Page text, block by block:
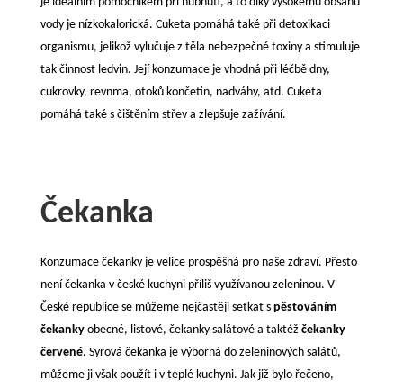
vody je nízkokalorická. Cuketa pomáhá také při detoxikaci
organismu, jelikož vylučuje z těla nebezpečné toxiny a stimuluje
tak činnost ledvin. Její konzumace je vhodná při léčbě dny,
cukrovky, revnma, otoků končetin, nadváhy, atd. Cuketa
pomáhá také s čištěním střev a zlepšuje zažívání.
Čekanka
Konzumace čekanky je velice prospěšná pro naše zdraví. Přesto
není čekanka v české kuchyni příliš využívanou zeleninou. V
České republice se můžeme nejčastěji setkat s pěstováním
čekanky obecné, listové, čekanky salátové a taktéžčekanky
červené. Syrová čekanka je výborná do zeleninových salátů,
můžeme ji však použít i v teplé kuchyni. Jak již bylo řečeno,